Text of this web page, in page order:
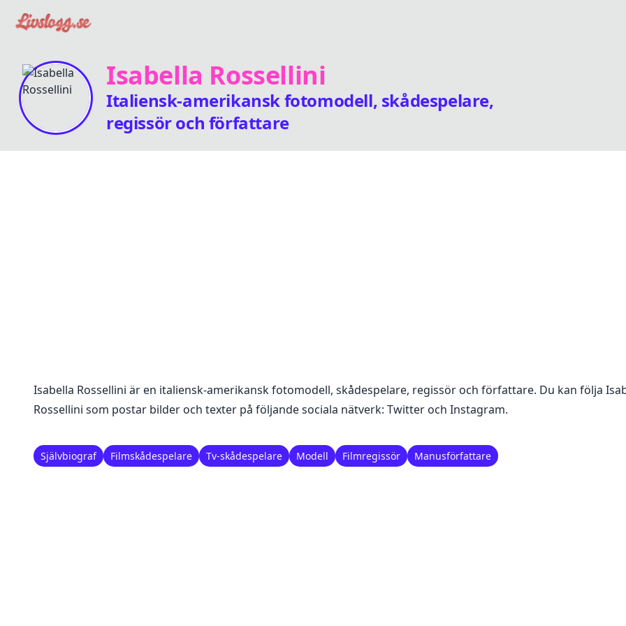
Isabella Rossellini
Italiensk-amerikansk fotomodell, skådespelare,
regissör och författare
Isabella Rossellini är en italiensk-amerikansk fotomodell, skådespelare, regissör och författare. Du kan följa
Rossellini som postar bilder och texter på följande sociala nätverk: Twitter och Instagram.
Självbiograf Filmskådespelare Tv-skådespelare Modell Filmregissör Manusförfattare